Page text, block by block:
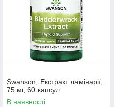
Swanson, Екстракт ламінарії,
75 мг, 60 капсул
В наявності